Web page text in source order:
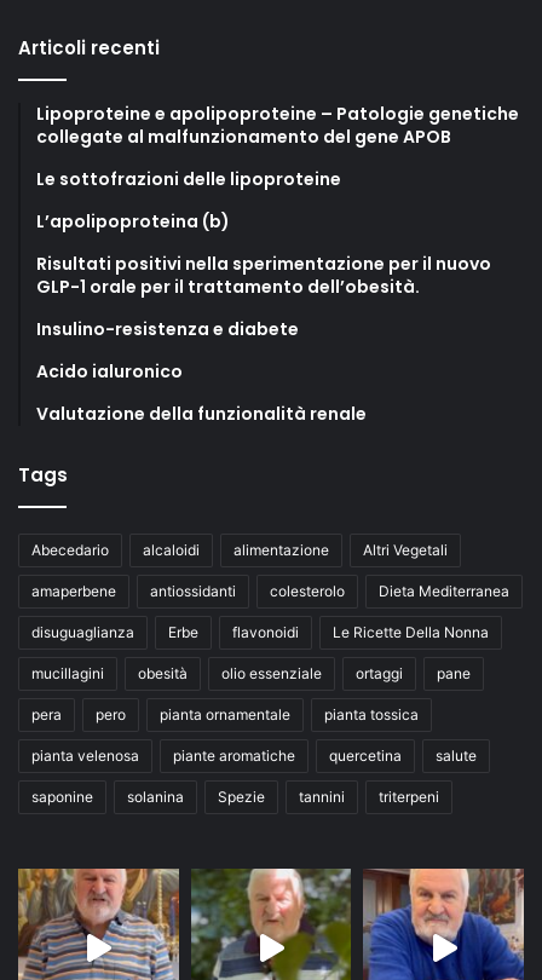
Articoli recenti
Lipoproteine e apolipoproteine – Patologie genetiche
collegate al malfunzionamento del gene APOB
Le sottofrazioni delle lipoproteine
L’apolipoproteina (b)
Risultati positivi nella sperimentazione per il nuovo
GLP-1 orale per il trattamento dell’obesità.
Insulino-resistenza e diabete
Acido ialuronico
Valutazione della funzionalità renale
Tags
Abecedario alcaloidi alimentazione Altri Vegetali
amaperbene antiossidanti colesterolo Dieta Mediterranea
disuguaglianza Erbe flavonoidi Le Ricette Della Nonna
mucillagini obesità olio essenziale ortaggi pane
pera pero pianta ornamentale pianta tossica
pianta velenosa piante aromatiche quercetina salute
saponine solanina Spezie tannini triterpeni